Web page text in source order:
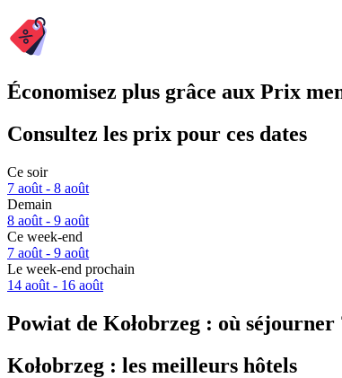
Économisez plus grâce aux Prix
Consultez les prix pour ces dates
Ce soir
7 août - 8 août
Demain
8 août - 9 août
Ce week-end
7 août - 9 août
Le week-end prochain
14 août - 16 août
Powiat de Kołobrzeg : où séjourner
Kołobrzeg : les meilleurs hôtels